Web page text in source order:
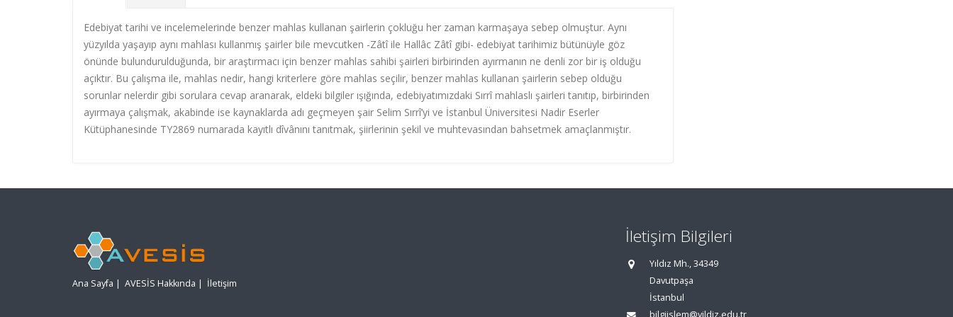
Edebiyat tarihi ve incelemelerinde benzer mahlas kullanan şairlerin çokluğu her zaman karmaşaya sebep olmuştur. Aynı
yüzyılda yaşayıp aynı mahlası kullanmış şairler bile mevcutken -Zâtî ile Hallâc Zâtî gibi- edebiyat tarihimiz bütünüyle göz
önünde bulundurulduğunda, bir araştırmacı için benzer mahlas sahibi şairleri birbirinden ayırmanın ne denli zor bir iş olduğu
açıktır. Bu çalışma ile, mahlas nedir, hangi kriterlere göre mahlas seçilir, benzer mahlas kullanan şairlerin sebep olduğu
sorunlar nelerdir gibi sorulara cevap aranarak, eldeki bilgiler ışığında, edebiyatımızdaki Sırrî mahlaslı şairleri tanıtıp, birbirinden
ayırmaya çalışmak, akabinde ise kaynaklarda adı geçmeyen şair Selim Sırrî’yi ve İstanbul Üniversitesi Nadir Eserler
Kütüphanesinde TY2869 numarada kayıtlı dîvânını tanıtmak, şiirlerinin şekil ve muhtevasından bahsetmek amaçlanmıştır.
Ana Sayfa | AVESİS Hakkında | İletişim
İletişim Bilgileri
Yıldız Mh., 34349
Davutpaşa
İstanbul
bilgiislem@yildiz.edu.tr